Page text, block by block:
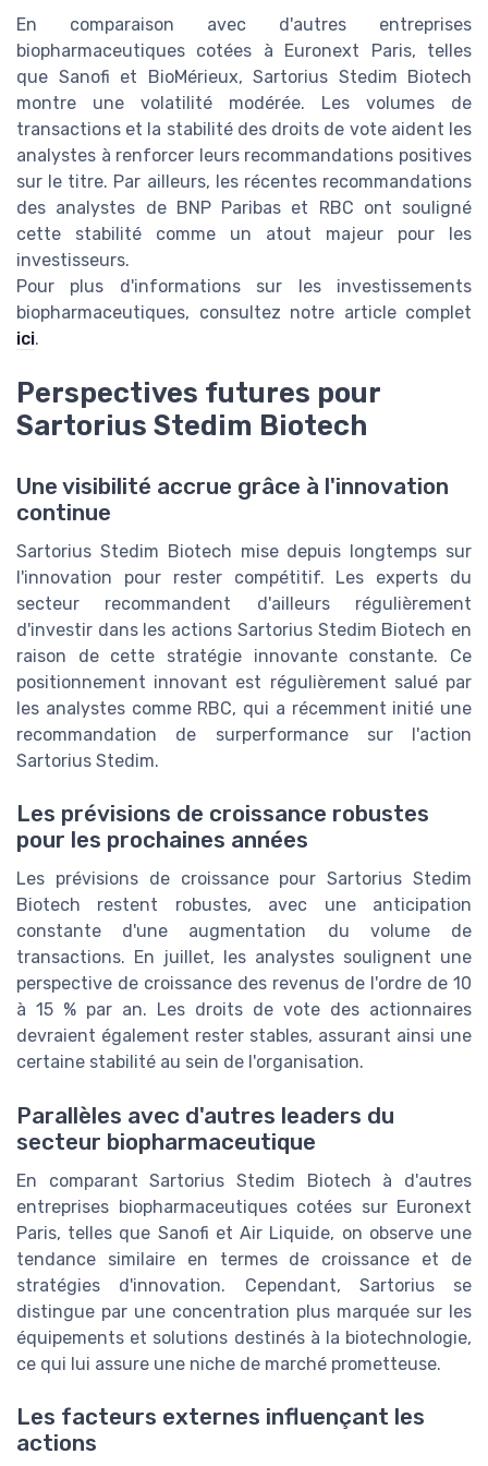
En comparaison avec d'autres entreprises
biopharmaceutiques cotées à Euronext Paris, telles
que Sanofi et BioMérieux, Sartorius Stedim Biotech
montre une volatilité modérée. Les volumes de
transactions et la stabilité des droits de vote aident les
analystes à renforcer leurs recommandations positives
sur le titre. Par ailleurs, les récentes recommandations
des analystes de BNP Paribas et RBC ont souligné
cette stabilité comme un atout majeur pour les
investisseurs.
Pour plus d'informations sur les investissements
biopharmaceutiques, consultez notre article complet
ici.
Perspectives futures pour
Sartorius Stedim Biotech
Une visibilité accrue grâce à l'innovation
continue
Sartorius Stedim Biotech mise depuis longtemps sur
l'innovation pour rester compétitif. Les experts du
secteur recommandent d'ailleurs régulièrement
d'investir dans les actions Sartorius Stedim Biotech en
raison de cette stratégie innovante constante. Ce
positionnement innovant est régulièrement salué par
les analystes comme RBC, qui a récemment initié une
recommandation de surperformance sur l'action
Sartorius Stedim.
Les prévisions de croissance robustes
pour les prochaines années
Les prévisions de croissance pour Sartorius Stedim
Biotech restent robustes, avec une anticipation
constante d'une augmentation du volume de
transactions. En juillet, les analystes soulignent une
perspective de croissance des revenus de l'ordre de 10
à 15 % par an. Les droits de vote des actionnaires
devraient également rester stables, assurant ainsi une
certaine stabilité au sein de l'organisation.
Parallèles avec d'autres leaders du
secteur biopharmaceutique
En comparant Sartorius Stedim Biotech à d'autres
entreprises biopharmaceutiques cotées sur Euronext
Paris, telles que Sanofi et Air Liquide, on observe une
tendance similaire en termes de croissance et de
stratégies d'innovation. Cependant, Sartorius se
distingue par une concentration plus marquée sur les
équipements et solutions destinés à la biotechnologie,
ce qui lui assure une niche de marché prometteuse.
Les facteurs externes influençant les
actions